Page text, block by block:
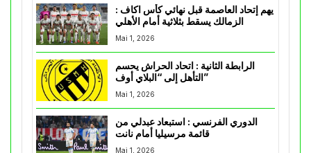
يهم إتحاد العاصمة قبل نهائي كأس اكاف :
Mai 1, 2026
الرابطة الثانية : اتحاد الحراش يحسم
التأهل إلى “البلاي أوف”
Mai 1, 2026
الدوري الفرنسي : استبعاد عبدلي من
قائمة مرسيليا أمام نانت
Mai 1, 2026